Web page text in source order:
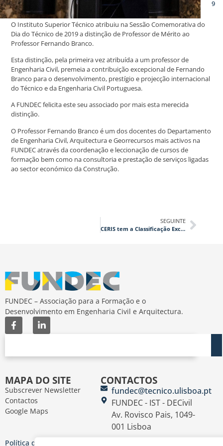
9
O Instituto Superior Técnico atribuiu na Sessão Comemorativa do
Dia do Técnico de 2019 a distinção de Professor de Mérito ao
Professor Fernando Branco.
Esta distinção, pela primeira vez atribuída a um professor de
Engenharia Civil, premeia a contribuição excepcional de Fernando
Branco para o desenvolvimento, prestígio e projecção internacional
do Técnico e da Engenharia Civil Portuguesa.
A FUNDEC felicita este seu associado por mais esta merecida
distinção.
O Professor Fernando Branco é um dos docentes do Departamento
de Engenharia Civil, Arquitectura e Georrecursos mais activos na
FUNDEC através da coordenação e leccionação de cursos de
formação bem como na consultoria e prestação de serviços ligadas
ao sector económico da Construção.
SEGUINTE
CERIS tem a Classificação Excelente
FUNDEC – Associação para a Formação e o
Desenvolvimento em Engenharia Civil e Arquitectura.
MAPA DO SITE
Subscrever Newsletter
Contactos
Google Maps
CONTACTOS
fundec@tecnico.ulisboa.pt
FUNDEC - IST - DECivil
Av. Rovisco Pais, 1049-
001 Lisboa
Política de Privacidade